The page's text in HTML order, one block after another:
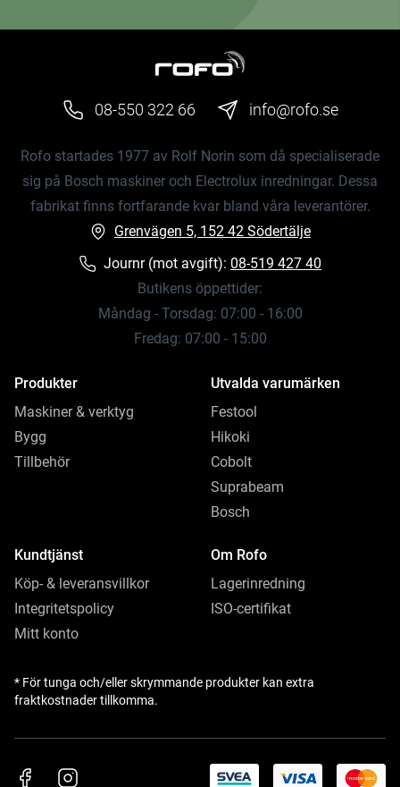
08-550 322 66 info@rofo.se
Rofo startades 1977 av Rolf Norin som då specialiserade
sig på Bosch maskiner och Electrolux inredningar. Dessa
fabrikat finns fortfarande kvar bland våra leverantörer.
Grenvägen 5, 152 42 Södertälje
Journr (mot avgift): 08-519 427 40
Butikens öppettider:
Måndag - Torsdag: 07:00 - 16:00
Fredag: 07:00 - 15:00
Produkter
Maskiner & verktyg
Bygg
Tillbehör
Utvalda varumärken
Festool
Hikoki
Cobolt
Suprabeam
Bosch
Kundtjänst
Köp- & leveransvillkor
Integritetspolicy
Mitt konto
Om Rofo
Lagerinredning
ISO-certifikat
* För tunga och/eller skrymmande produkter kan extra
fraktkostnader tillkomma.